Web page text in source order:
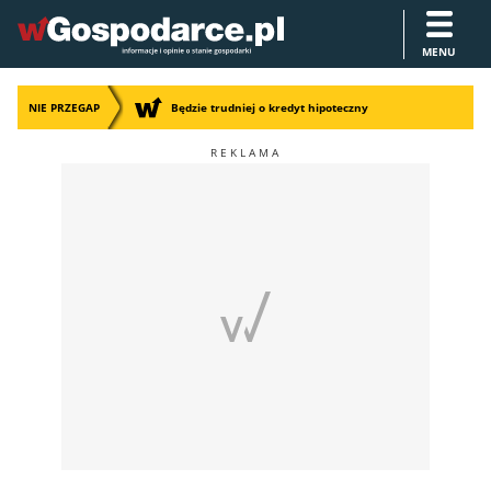
MENU
NIE PRZEGAP Będzie trudniej o kredyt hipoteczny